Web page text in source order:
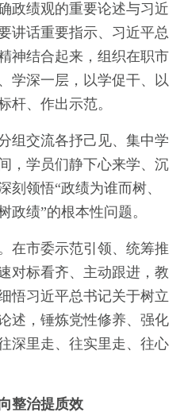
政绩观的重要论述与习近
讲话重要指示、习近平总
神结合起来，组织在职市
学深一层，以学促干、以
杆、作出示范。
组交流各抒己见、集中学
学员们静下心来学、沉
刻领悟“政绩为谁而树、
政绩”的根本性问题。
在市委示范引领、统筹推
对标看齐、主动跟进，教
悟习近平总书记关于树立
述，锤炼党性修养、强化
深里走、往实里走、往心
整治提质效